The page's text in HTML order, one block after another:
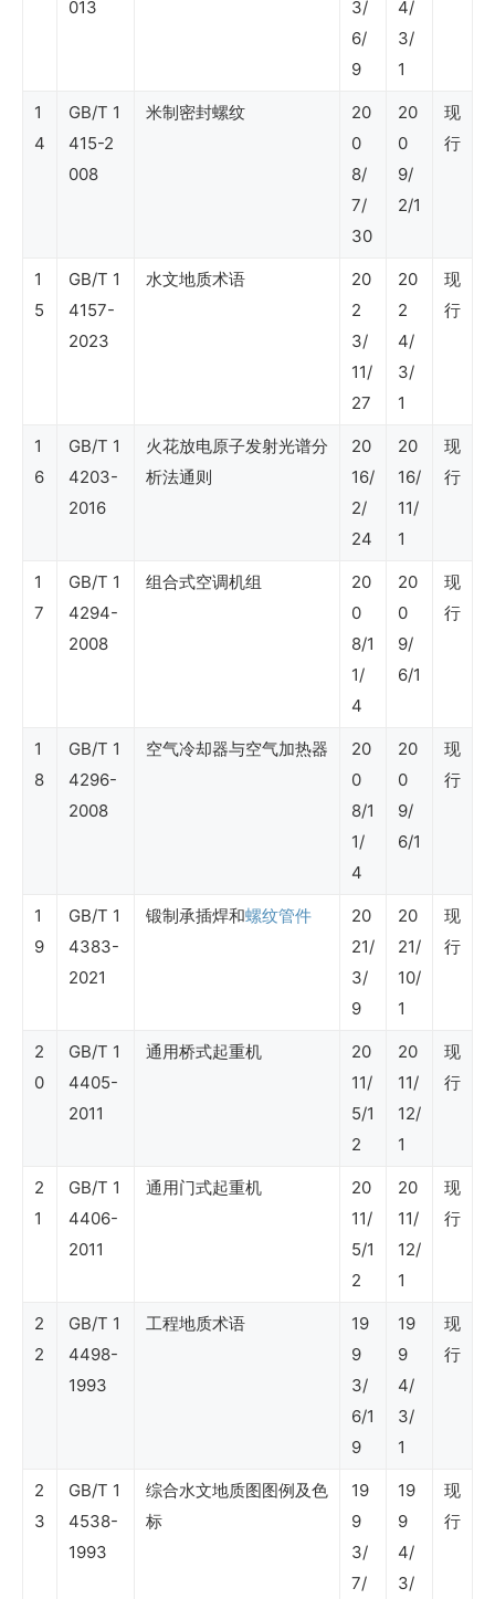
务）
（天
013
3/
6/
9
4/
3/
1
1
4
GB/T 1
415-2
008
米制密封螺纹
20
0
8/
7/
30
20
0
9/
2/1
现
行
1
5
GB/T 1
4157-
2023
水文地质术语
20
2
3/
11/
27
20
2
4/
3/
1
现
行
1
6
GB/T 1
4203-
2016
火花放电原子发射光谱分
析法通则
20
16/
2/
24
20
16/
11/
1
现
行
1
7
GB/T 1
4294-
2008
组合式空调机组
20
0
8/1
1/
4
20
0
9/
6/1
现
行
1
8
GB/T 1
4296-
2008
空气冷却器与空气加热器
20
0
8/1
1/
4
20
0
9/
6/1
现
行
1
9
GB/T 1
4383-
2021
锻制承插焊和螺纹管件
20
21/
3/
9
20
21/
10/
1
现
行
2
0
GB/T 1
4405-
2011
通用桥式起重机
20
11/
5/1
2
20
11/
12/
1
现
行
2
1
GB/T 1
4406-
2011
通用门式起重机
20
11/
5/1
2
20
11/
12/
1
现
行
2
2
GB/T 1
4498-
1993
工程地质术语
19
9
3/
6/1
9
19
9
4/
3/
1
现
行
2
3
GB/T 1
4538-
1993
综合水文地质图图例及色
标
19
9
3/
7/
19
9
4/
3/
现
行